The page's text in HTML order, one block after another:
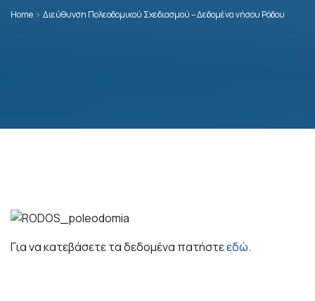
Home Διεύθυνση Πολεοδομικού Σχεδιασμού – Δεδομένα νήσου Ρόδου
Για να κατεβάσετε τα δεδομένα πατήστεεδώ.